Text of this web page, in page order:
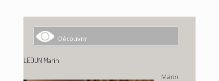
Découvrir
LEDUN Marin
Marin